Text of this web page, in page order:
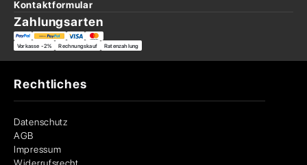
Kontaktformular
Zahlungsarten
Vorkasse -2% Rechnungskauf Ratenzahlung
Rechtliches
Datenschutz
AGB
Impressum